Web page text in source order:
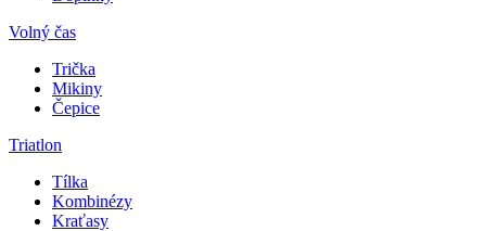
Volný čas
Trička
Mikiny
Čepice
Triatlon
Tílka
Kombinézy
Kraťasy